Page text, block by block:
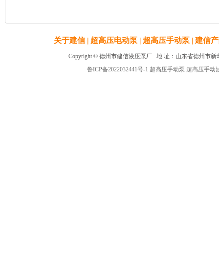
关于建信 | 超高压电动泵 | 超高压手动泵 | 建信
Copyright © 德州市建信液压泵厂 地 址：山东省德州市新
鲁ICP备2022032441号-1 超高压手动泵 超高压手动